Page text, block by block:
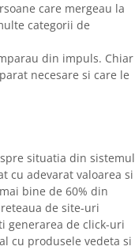
care mergeau la
categorii de
din impuls. Chiar
necesare si care le
situatia din sistemul
cu adevarat valoarea si
bine de 60% din
de site-uri
generarea de click-uri
cu produsele vedeta si